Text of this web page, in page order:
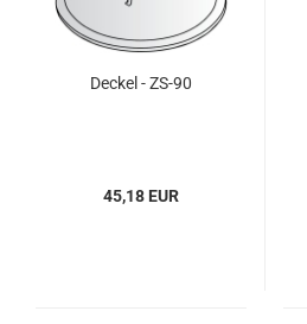
Deckel - ZS-90
45,18 EUR